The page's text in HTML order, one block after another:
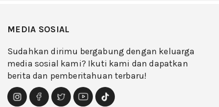
MEDIA SOSIAL
Sudahkan dirimu bergabung dengan keluarga
media sosial kami? Ikuti kami dan dapatkan
berita dan pemberitahuan terbaru!